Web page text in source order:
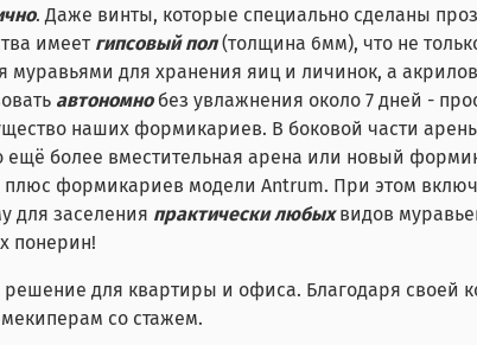
. Даже винты, которые специально сделаны
имеет гипсовый пол (толщина 6мм), что не
муравьями для хранения яиц и личинок, а
автономно без увлажнения около 7 дней -
наших формикариев. В боковой части
ещё более вместительная арена или новый
формикариев модели Antrum. При этом
для заселения практически любых видов
понерин!
для квартиры и офиса. Благодаря своей
со стажем.